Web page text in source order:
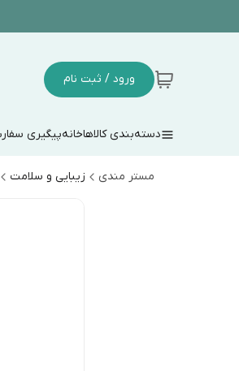
ورود / ثبت نام
دسته‌بندی کالاهاخانهپیگیری
مستر مندی زیبایی و سلامت